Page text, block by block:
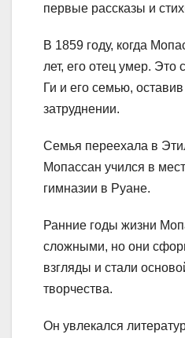
первые рассказы и
В 1859 году, когда
лет, его отец умер. Это
Ги и его семью,
затруднении.
Семья переехала в
Мопассан учился в
гимназии в Руане.
Ранние годы жизни
сложными, но они
взгляды и стали
творчества.
Он увлекался